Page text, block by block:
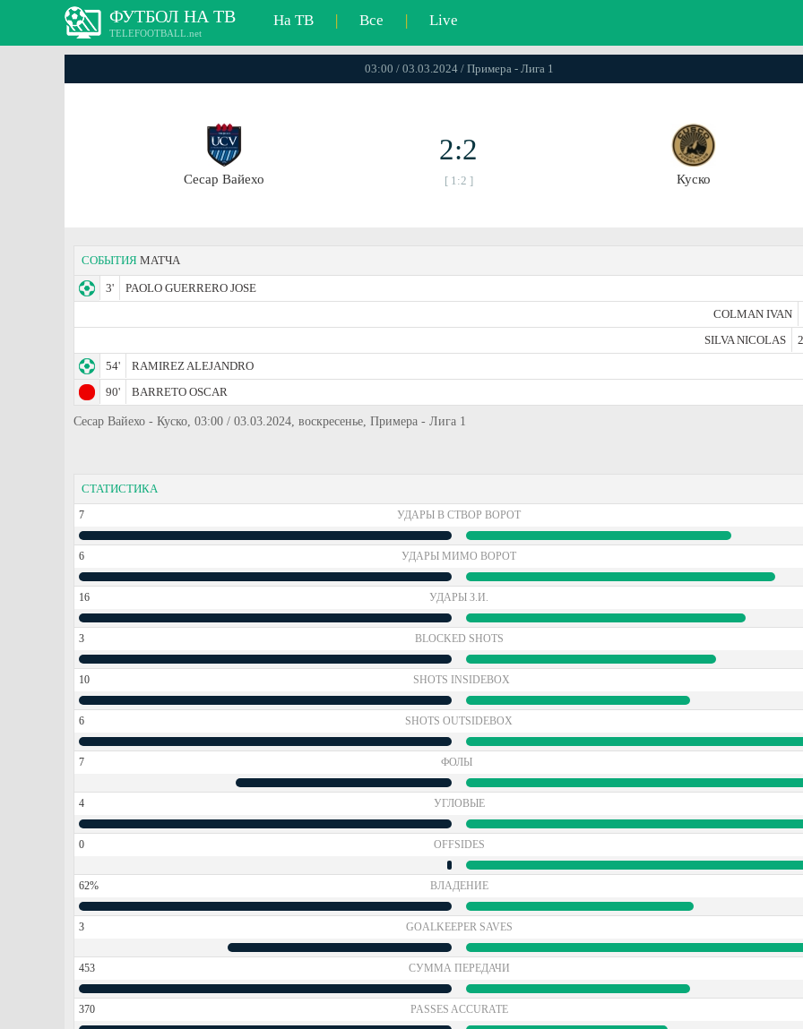
ФУТБОЛ НА ТВ
TELEFOOTBALL.net
На ТВ | Все | Live
03:00 / 03.03.2024 / Примера - Лига 1
Сесар Вайехо
2:2
[ 1:2 ] Куско
СОБЫТИЯ МАТЧА
3'
PAOLO GUERRERO JOSE
COLMAN IVAN
SILVA NICOLAS
54'
RAMIREZ ALEJANDRO
90'
BARRETO OSCAR
Сесар Вайехо - Куско, 03:00 / 03.03.2024, воскресенье, Примера - Лига 1
СТАТИСТИКА
7 УДАРЫ В СТВОР ВОРОТ
6 УДАРЫ МИМО ВОРОТ
16 УДАРЫ З.И.
3 BLOCKED SHOTS
10 SHOTS INSIDEBOX
6 SHOTS OUTSIDEBOX
7 ФОЛЫ
4 УГЛОВЫЕ
0 OFFSIDES
62% ВЛАДЕНИЕ
3 GOALKEEPER SAVES
453 СУММА ПЕРЕДАЧИ
370 PASSES ACCURATE